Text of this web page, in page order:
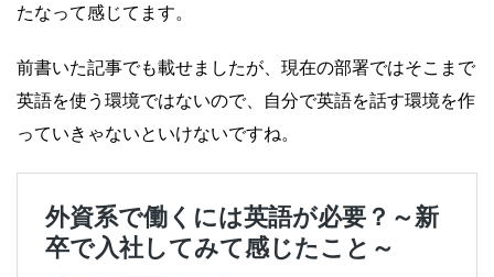
たなって感じてます。
前書いた記事でも載せましたが、現在の部署ではそこまで
英語を使う環境ではないので、自分で英語を話す環境を作
っていきゃないといけないですね。